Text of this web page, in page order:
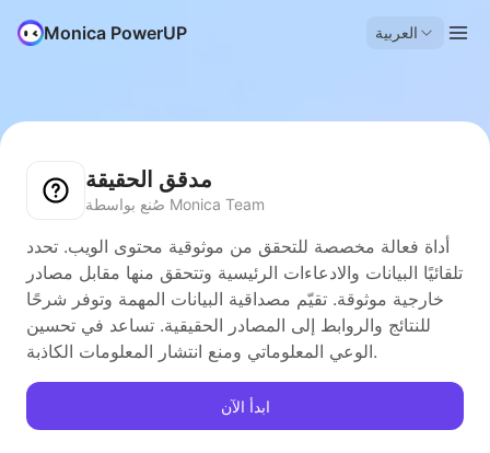
Monica PowerUP العربية
مدقق الحقيقة
صُنع بواسطة Monica Team
أداة فعالة مخصصة للتحقق من موثوقية محتوى الويب. تحدد
تلقائيًا البيانات والادعاءات الرئيسية وتتحقق منها مقابل مصادر
خارجية موثوقة. تقيّم مصداقية البيانات المهمة وتوفر شرحًا
للنتائج والروابط إلى المصادر الحقيقية. تساعد في تحسين
الوعي المعلوماتي ومنع انتشار المعلومات الكاذبة.
ابدأ الآن